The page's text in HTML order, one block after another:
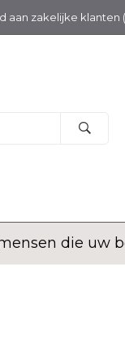
aan zakelijke klanten
die uw